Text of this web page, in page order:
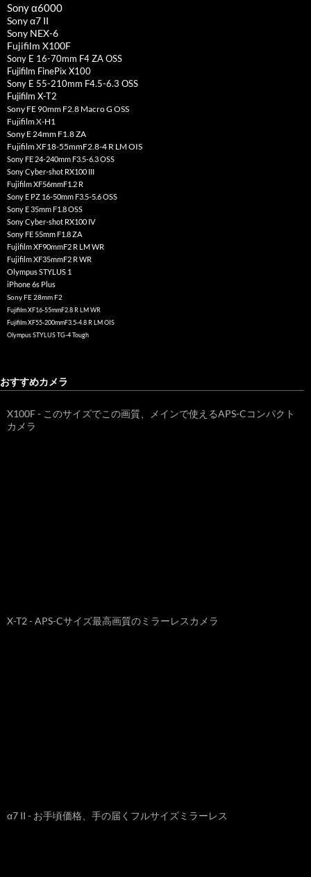
Sony α6000
Sony α7 II
Sony NEX-6
Fujifilm X100F
Sony E 16-70mm F4 ZA OSS
Fujifilm FinePix X100
Sony E 55-210mm F4.5-6.3 OSS
Fujifilm X-T2
Sony FE 90mm F2.8 Macro G OSS
Fujifilm X-H1
Sony E 24mm F1.8 ZA
Fujifilm XF18-55mmF2.8-4 R LM OIS
Sony FE 24-240mm F3.5-6.3 OSS
Sony Cyber-shot RX100 III
Fujifilm XF56mmF1.2 R
Sony E PZ 16-50mm F3.5-5.6 OSS
Sony E 35mm F1.8 OSS
Sony Cyber-shot RX100 IV
Sony FE 55mm F1.8 ZA
Fujifilm XF90mmF2 R LM WR
Fujifilm XF35mmF2 R WR
Olympus STYLUS 1
iPhone 6s Plus
Sony FE 28mm F2
Fujifilm XF16-55mmF2.8 R LM WR
Fujifilm XF55-200mmF3.5-4.8 R LM OIS
Olympus STYLUS TG-4 Tough
おすすめカメラ
X100F - このサイズでこの画質、メインで使えるAPS-Cコンパクト
カメラ
X-T2 - APS-Cサイズ最高画質のミラーレスカメラ
α7 II - お手頃価格、手の届くフルサイズミラーレス